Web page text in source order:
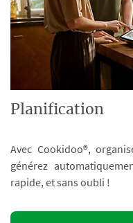
Planification
Avec Cookidoo®,
générez
rapide, et sans oubli !